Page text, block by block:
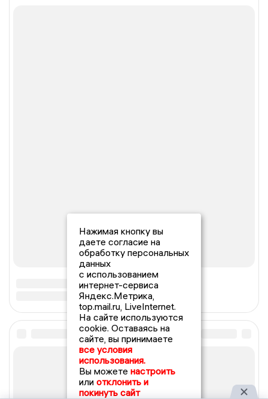
Нажимая кнопку вы
даете согласие на
обработку персональных
данных
с использованием
интернет-сервиса
Яндекс.Метрика,
top.mail.ru, LiveInternet.
На сайте используются
cookie. Оставаясь на
сайте, вы принимаете
все условия
использования.
Вы можете настроить
или отклонить и
покинуть сайт